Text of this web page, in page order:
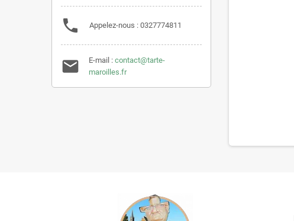
 Appelez-nous : 0327774811
 E-mail :contact@tarte-
maroilles.fr